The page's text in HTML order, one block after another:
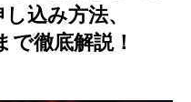
込み方法、
徹底解説！